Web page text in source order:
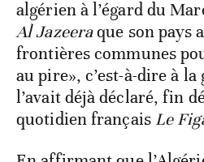
algérien à l’égard du
Al Jazeeraque son pays
frontières communes
au pire», c’est-à-dire à
l’avait déjà déclaré, fin
quotidien français Le